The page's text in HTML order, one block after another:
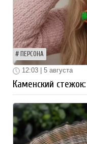
ПЕРСОНА
12:03 | 5 августа
Каменский